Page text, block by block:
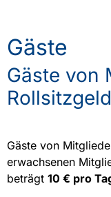
Gäste
Gäste von
Gäste von
erwachsenen
beträgt 10 € pro